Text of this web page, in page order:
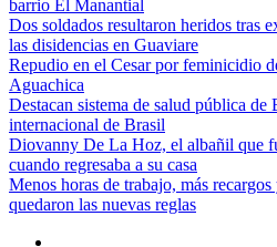
barrio El Manantial
Dos soldados resultaron heridos tras
las disidencias en Guaviare
Repudio en el Cesar por feminicidio
Aguachica
Destacan sistema de salud pública
internacional de Brasil
Diovanny De La Hoz, el albañil que
cuando regresaba a su casa
Menos horas de trabajo, más
quedaron las nuevas reglas